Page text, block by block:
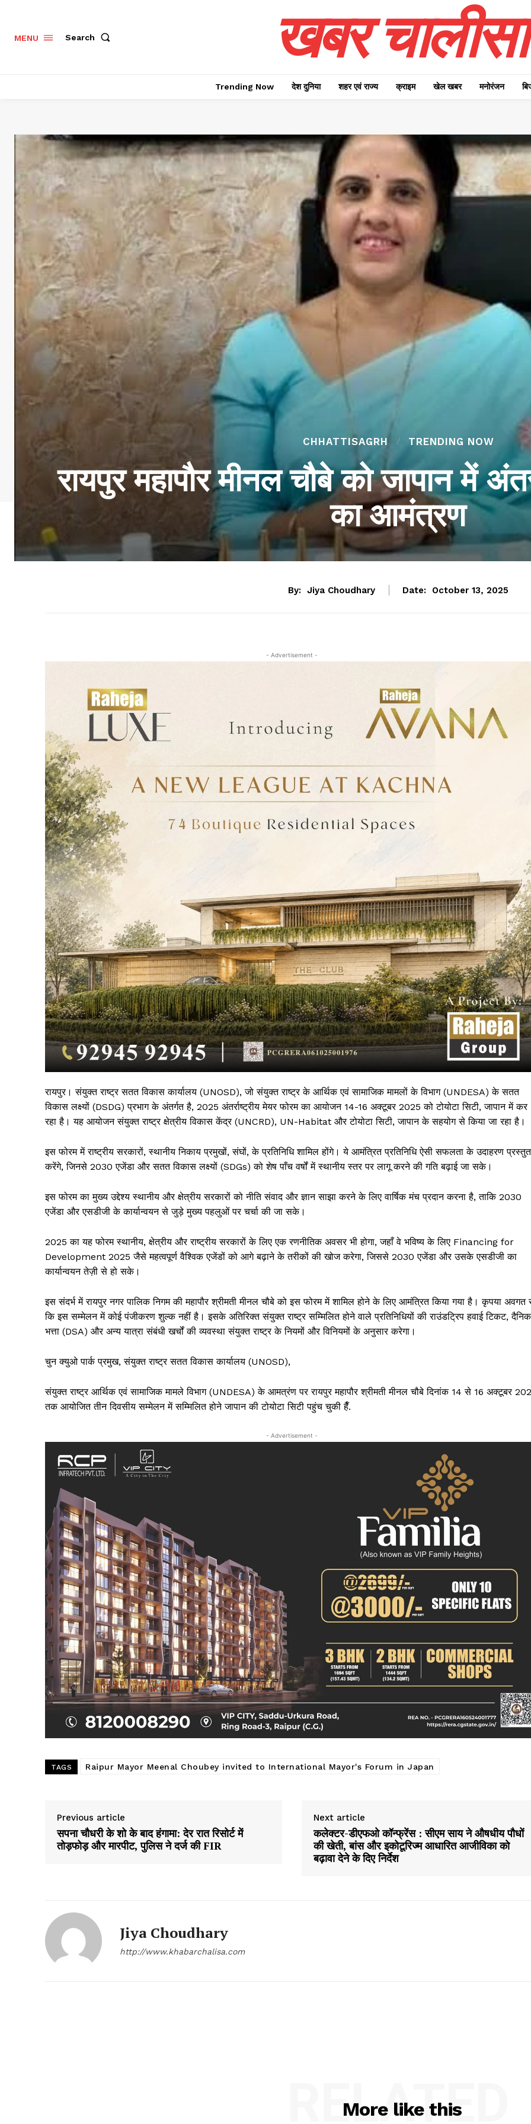
सिर्फ सच !!!
SUBSCRIBE NOW
Khabarchalisa
देश दुनिया
शहर एवं राज्य
क्राइम
बिजनेस
MENU Search खबर चालीसा
Trending Now देश दुनिया शहर एवं राज्य क्राइम खेल खबर मनोरंजन
CHHATTISAGRH TRENDING NOW
रायपुर महापौर मीनल चौबे को जापान में
का आमंत्रण
By: Jiya Choudhary Date: October 13, 2025
- Advertisement -
रायपुर। संयुक्त राष्ट्र सतत विकास कार्यालय (UNOSD), जो संयुक्त राष्ट्र के आर्थिक एवं सामाजिक मामलों के विभाग (UNDESA) के सतत
विकास लक्ष्यों (DSDG) प्रभाग के अंतर्गत है, 2025 अंतर्राष्ट्रीय मेयर फोरम का आयोजन 14-16 अक्टूबर 2025 को टोयोटा सिटी, जापान में कर
रहा है। यह आयोजन संयुक्त राष्ट्र क्षेत्रीय विकास केंद्र (UNCRD), UN-Habitat और टोयोटा सिटी, जापान के सहयोग से किया जा रहा है।
इस फोरम में राष्ट्रीय सरकारों, स्थानीय निकाय प्रमुखों, संघों, के प्रतिनिधि शामिल होंगे। ये आमंत्रित प्रतिनिधि ऐसी सफलता के उदाहरण प्रस्तुत
करेंगे, जिनसे 2030 एजेंडा और सतत विकास लक्ष्यों (SDGs) को शेष पाँच वर्षों में स्थानीय स्तर पर लागू करने की गति बढ़ाई जा सके।
इस फोरम का मुख्य उद्देश्य स्थानीय और क्षेत्रीय सरकारों को नीति संवाद और ज्ञान साझा करने के लिए वार्षिक मंच प्रदान करना है, ताकि 2030
एजेंडा और एसडीजी के कार्यान्वयन से जुड़े मुख्य पहलुओं पर चर्चा की जा सके।
2025 का यह फोरम स्थानीय, क्षेत्रीय और राष्ट्रीय सरकारों के लिए एक रणनीतिक अवसर भी होगा, जहाँ वे भविष्य के लिए Financing for
Development 2025 जैसे महत्वपूर्ण वैश्विक एजेंडों को आगे बढ़ाने के तरीकों की खोज करेगा, जिससे 2030 एजेंडा और उसके एसडीजी का
कार्यान्वयन तेज़ी से हो सके।
इस संदर्भ में रायपुर नगर पालिक निगम की महापौर श्रीमती मीनल चौबे को इस फोरम में शामिल होने के लिए आमंत्रित किया गया है। कृपया अवगत
कि इस सम्मेलन में कोई पंजीकरण शुल्क नहीं है। इसके अतिरिक्त संयुक्त राष्ट्र सम्मिलित होने वाले प्रतिनिधियों की राउंडट्रिप हवाई टिकट, दैनिक
भत्ता (DSA) और अन्य यात्रा संबंधी खर्चों की व्यवस्था संयुक्त राष्ट्र के नियमों और विनियमों के अनुसार करेगा।
चुन क्युओ पार्क प्रमुख, संयुक्त राष्ट्र सतत विकास कार्यालय (UNOSD),
संयुक्त राष्ट्र आर्थिक एवं सामाजिक मामले विभाग (UNDESA) के आमत्रंण पर रायपुर महापौर श्रीमती मीनल चौबे दिनांक 14 से 16 अक्टूबर
तक आयोजित तीन दिवसीय सम्मेलन में सम्मिलित होने जापान की टोयोटा सिटी पहुंच चुकी हैँ.
- Advertisement -
TAGS Raipur Mayor Meenal Choubey invited to International Mayor's Forum in Japan
Previous article
सपना चौधरी के शो के बाद हंगामा: देर रात रिसोर्ट में
तोड़फोड़ और मारपीट, पुलिस ने दर्ज की FIR
Next article
कलेक्टर-डीएफओ कॉन्फ्रेंस : सीएम साय ने औषधीय पौधों
की खेती, बांस और इकोटूरिज्म आधारित आजीविका को
बढ़ावा देने के दिए निर्देश
Jiya Choudhary
http://www.khabarchalisa.com
More like this
RELATED